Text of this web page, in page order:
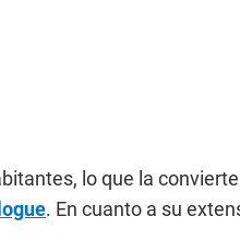
lo que la
. En cuanto a su